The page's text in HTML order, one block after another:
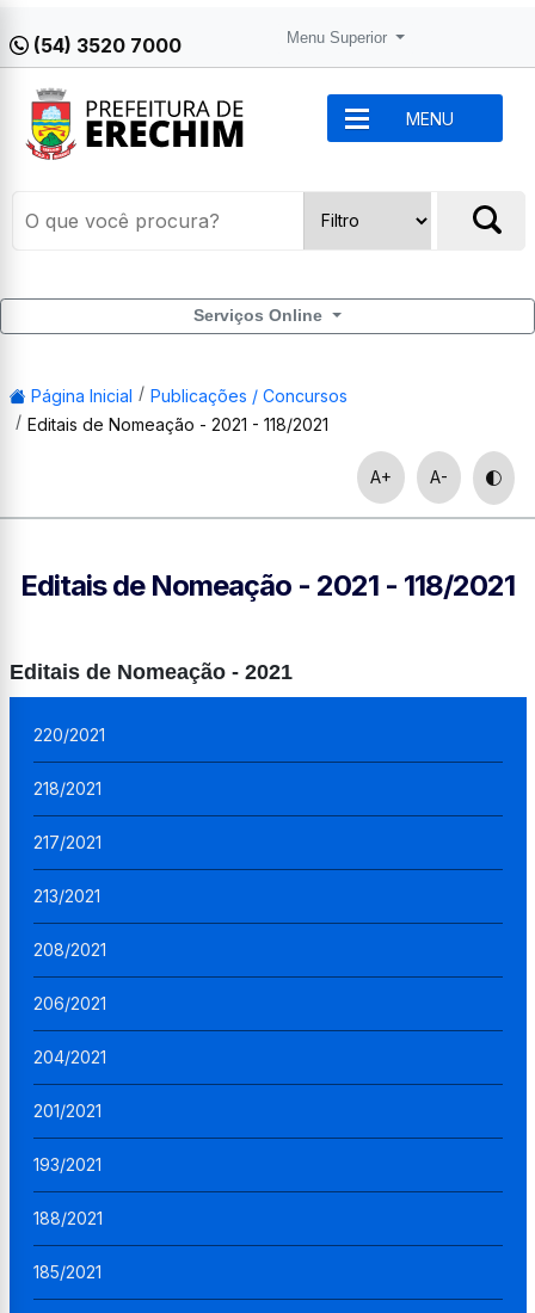
(54) 3520 7000 Menu Superior
MENU
Serviços Online
Página Inicial
Publicações / Concursos
Editais de Nomeação - 2021 - 118/2021
A+ A-
Editais de Nomeação - 2021 - 118/2021
Editais de Nomeação - 2021
220/2021
218/2021
217/2021
213/2021
208/2021
206/2021
204/2021
201/2021
193/2021
188/2021
185/2021